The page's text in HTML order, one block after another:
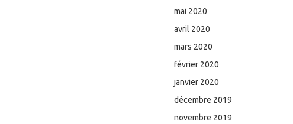
mai 2020
avril 2020
mars 2020
février 2020
janvier 2020
décembre 2019
novembre 2019